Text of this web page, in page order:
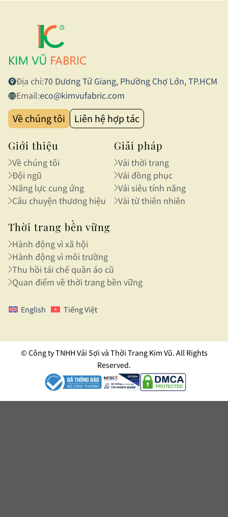
Địa chỉ:70 Dương Tử Giang, Phường Chợ Lớn, TP.HCM
Email:eco@kimvufabric.com
Về chúng tôi Liên hệ hợp tác
Giới thiệu
Về chúng tôi
Đội ngũ
Năng lực cung ứng
Câu chuyện thương hiệu
Giải pháp
Vải thời trang
Vải đồng phục
Vải siêu tính năng
Vải từ thiên nhiên
Thời trang bền vững
Hành động vì xã hội
Hành động vì môi trường
Thu hồi tái chế quần áo cũ
Quan điểm về thời trang bền vững
English Tiếng Việt
© Công ty TNHH Vải Sợi và Thời Trang Kim Vũ. All Rights
Reserved.